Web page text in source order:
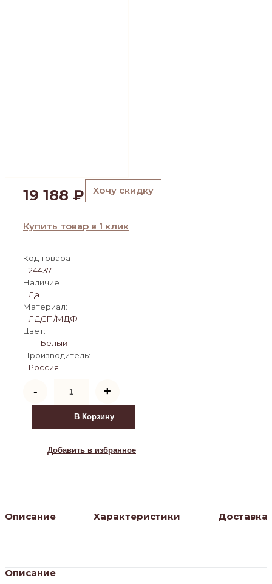
19 188 ₽ Хочу скидку
Купить товар в 1 клик
Код товара
24437
Наличие
Да
Материал:
ЛДСП/МДФ
Цвет:
Белый
Производитель:
Россия
-
товара
ТВ-
тумба
Версаль
+
В Корзину
Добавить в избранное
Описание Характеристики Доставка
Описание